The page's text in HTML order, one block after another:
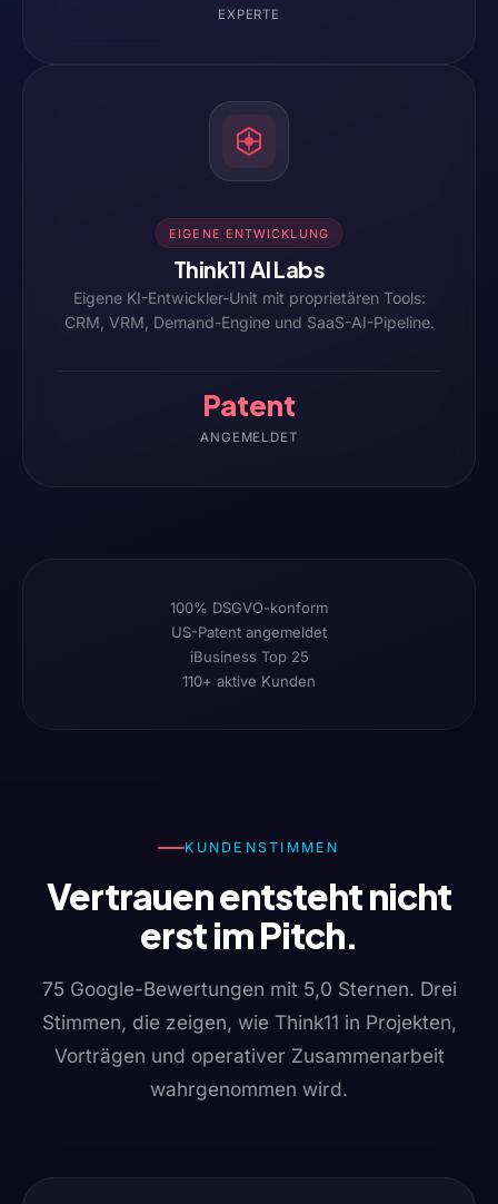
EXPERTE
EIGENE ENTWICKLUNG
Think11 AI Labs
Eigene KI-Entwickler-Unit mit proprietären Tools:
CRM, VRM, Demand-Engine und SaaS-AI-Pipeline.
Patent
ANGEMELDET
100% DSGVO-konform
US-Patent angemeldet
iBusiness Top 25
110+ aktive Kunden
KUNDENSTIMMEN
Vertrauen entsteht nicht
erst im Pitch.
75 Google-Bewertungen mit 5,0 Sternen. Drei
Stimmen, die zeigen, wie Think11 in Projekten,
Vorträgen und operativer Zusammenarbeit
wahrgenommen wird.